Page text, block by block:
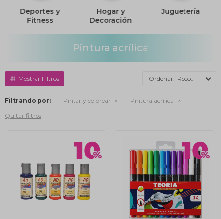
Deportes y
Fitness
Hogar y
Decoración
Juguetería
Pintura acrílica
Recomendados
Filtrando por: Pintar y colorear
Pintura acrílica
Quitar filtros